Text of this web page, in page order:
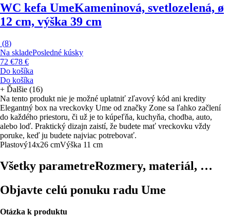
WC kefa UmeKameninová, svetlozelená, ø
12 cm, výška 39 cm
(8)
Na skladePosledné kúsky
72 €78 €
Do košíka
Do košíka
+ Ďalšie (16)
Na tento produkt nie je možné uplatniť zľavový kód ani kredity
Elegantný box na vreckovky Ume od značky Zone sa ľahko začlení
do každého priestoru, či už je to kúpeľňa, kuchyňa, chodba, auto,
alebo loď. Praktický dizajn zaistí, že budete mať vreckovku vždy
poruke, keď ju budete najviac potrebovať.
Plastový14x26 cmVýška 11 cm
Všetky parametreRozmery, materiál, …
Objavte celú ponuku radu Ume
Otázka k produktu